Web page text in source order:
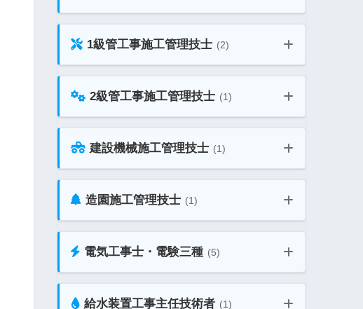
2級電気通信工事施工管理技士 教材ガ
1級管工事施工管理技士 (2)
1級管工事施工管理技士 一次 教材ガ
2級管工事施工管理技士 (1)
2級管工事施工管理技士 教材ガイド
建設機械施工管理技士 (1)
建設機械施工管理技士 教材ガイド
造園施工管理技士 (1)
造園施工管理技士 教材ガイド
電気工事士・電験三種 (5)
給水装置工事主任技術者 (1)